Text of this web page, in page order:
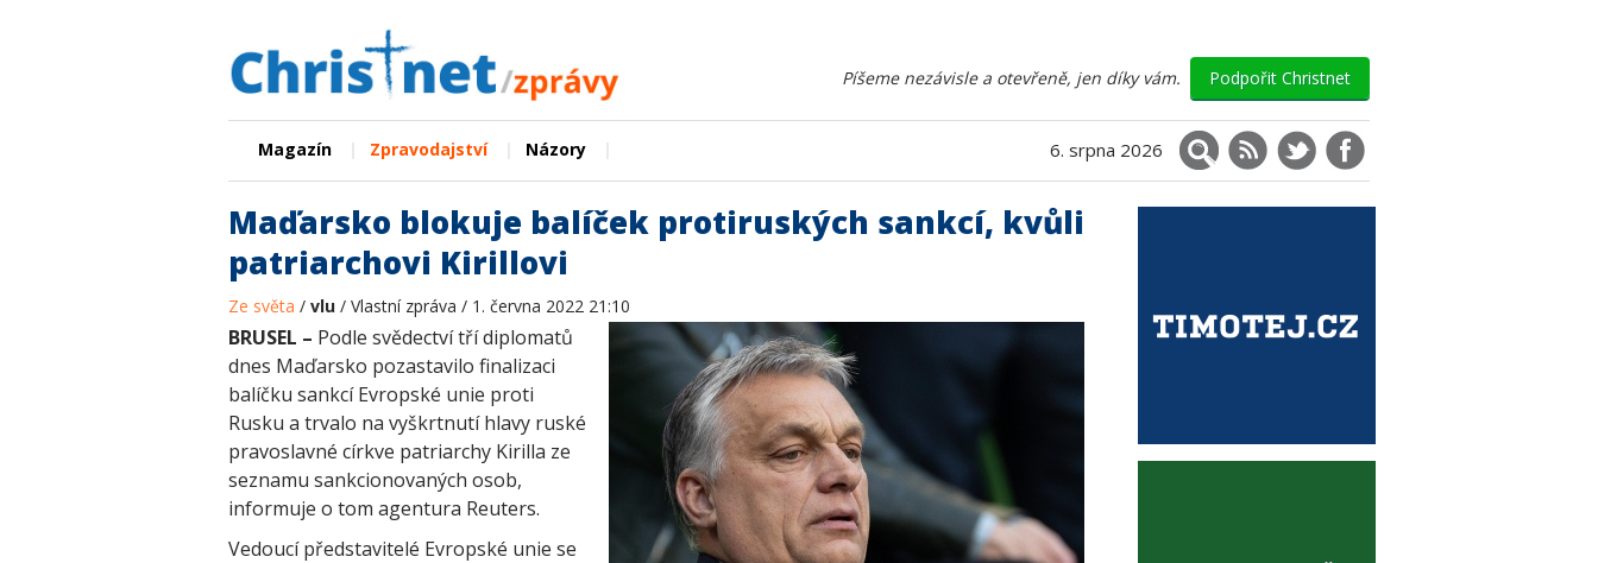
Píšeme nezávisle a otevřeně, jen díky vám. Podpořit Christnet
Magazín Zpravodajství Názory 6. srpna 2026 Vyhledávání
RSS X (Twitter)
Facebook
Maďarsko blokuje balíček protiruských sankcí, kvůli
patriarchovi Kirillovi
Ze světa / vlu / Vlastní zpráva / 1. června 2022 21:10
BRUSEL – Podle svědectví tří diplomatů
dnes Maďarsko pozastavilo finalizaci
balíčku sankcí Evropské unie proti
Rusku a trvalo na vyškrtnutí hlavy ruské
pravoslavné církve patriarchy Kirilla ze
seznamu sankcionovaných osob,
informuje o tom agentura Reuters.
Vedoucí představitelé Evropské unie se